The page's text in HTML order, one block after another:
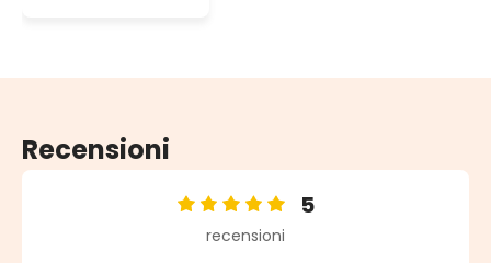
Recensioni
Valutazione media di 5 su 5 stelle
5
recensioni